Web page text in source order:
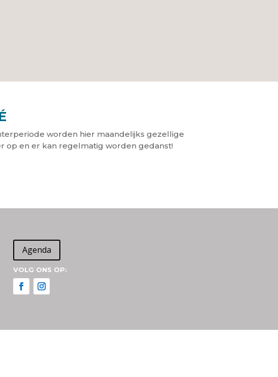
worden hier maandelijks gezellige
op en er kan regelmatig worden gedanst!
Agenda
VOLG ONS OP: